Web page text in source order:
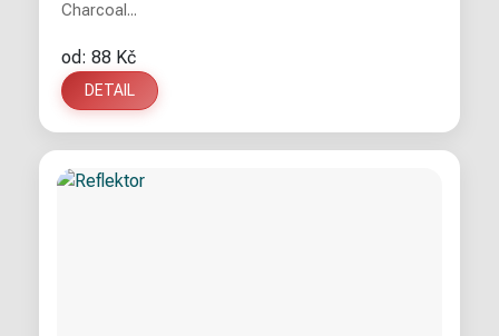
Charcoal...
od: 88 Kč
DETAIL